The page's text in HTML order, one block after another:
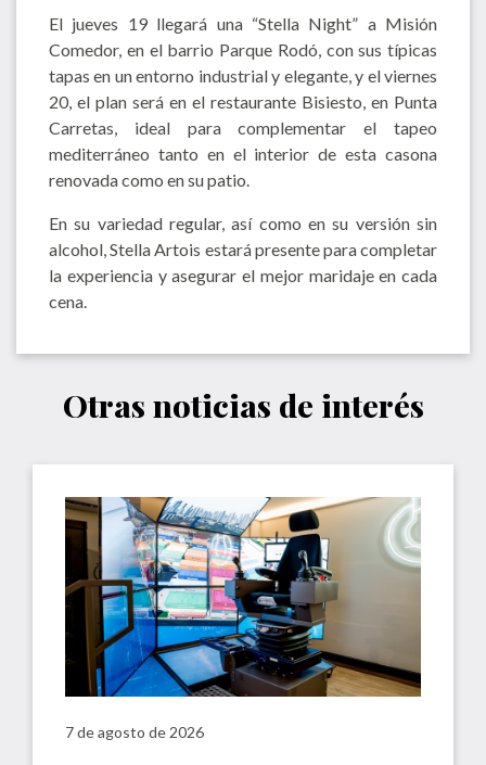
El jueves 19 llegará una “Stella Night” a Misión
Comedor, en el barrio Parque Rodó, con sus típicas
tapas en un entorno industrial y elegante, y el viernes
20, el plan será en el restaurante Bisiesto, en Punta
Carretas, ideal para complementar el tapeo
mediterráneo tanto en el interior de esta casona
renovada como en su patio.
En su variedad regular, así como en su versión sin
alcohol, Stella Artois estará presente para completar
la experiencia y asegurar el mejor maridaje en cada
cena.
Otras noticias de interés
7 de agosto de 2026